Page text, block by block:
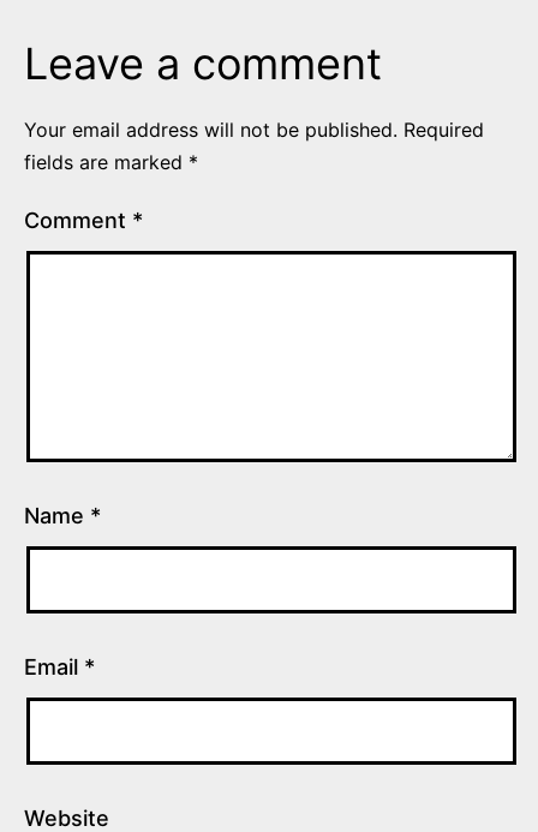
Leave a comment
Your email address will not be published. Required
fields are marked *
Comment *
Name *
Email *
Website